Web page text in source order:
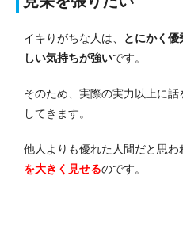
イキりがちな人は、
とにかく
しい気持ちが強いです。
そのため、実際の実力以上に
してきます。
他人よりも優れた人間だと思
を大きく見せるのです。